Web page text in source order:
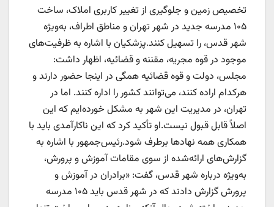
تخصیص زمین و جلوگیری از تغییر کاربری املاک، ساخت
۱۰۵ مدرسه جدید در شهر تهران و مناطق اطراف، به‌ویژه
شهر قدس، را تسهیل کنند.پزشکیان با اشاره به ظرفیت‌های
موجود در قوه مجریه، مقننه و قضائیه، اظهار داشت:
مجلس، دولت و قوه قضائیه همگی در اینجا حضور دارند و
هرکدام اراده کنند، می‌توانند کشور را اداره کنند. اما در
تهران، در مدیریت این شهر به مشکل خورده‌ایم که این
اصلاً قابل قبول نیست.او تأکید کرد که این ناکارآمدی باید با
همکاری همه نهادها برطرف شود.رئیس‌جمهور با اشاره به
گزارش‌های ارائه‌شده از سوی مقامات آموزش و پرورش،
به‌ویژه درباره شهر قدس، گفت: «برادران در آموزش و
پرورش گزارش دادند که در شهر قدس باید ۱۰۵ مدرسه